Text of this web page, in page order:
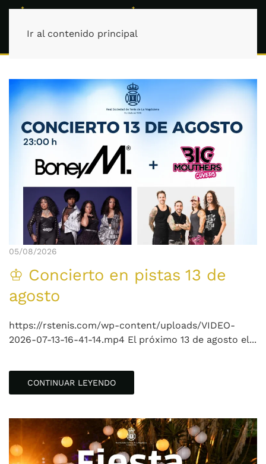
Ir al contenido principal
05/08/2026
♔ Concierto en pistas 13 de
agosto
https://rstenis.com/wp-content/uploads/VIDEO-
2026-07-13-16-41-14.mp4 El próximo 13 de agosto el...
CONTINUAR LEYENDO